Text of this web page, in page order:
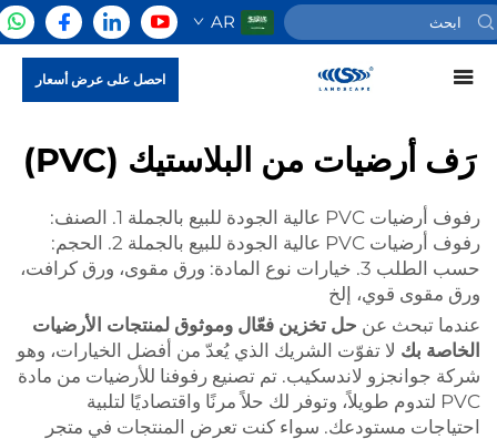
AR
احصل على عرض أسعار
رَف أرضيات من البلاستيك (PVC)
رفوف أرضيات PVC عالية الجودة للبيع بالجملة 1. الصنف:
رفوف أرضيات PVC عالية الجودة للبيع بالجملة 2. الحجم:
حسب الطلب 3. خيارات نوع المادة: ورق مقوى، ورق كرافت،
ورق مقوى قوي، إلخ
عندما تبحث عنحل تخزين فعّال وموثوق لمنتجات الأرضيات
الخاصة بكلا تفوّت الشريك الذي يُعدّ من أفضل الخيارات، وهو
شركة جوانجزو لاندسكيب. تم تصنيع رفوفنا للأرضيات من مادة
PVC لتدوم طويلاً، وتوفر لك حلاً مرنًا واقتصاديًا لتلبية
احتياجات مستودعك. سواء كنت تعرض المنتجات في متجر